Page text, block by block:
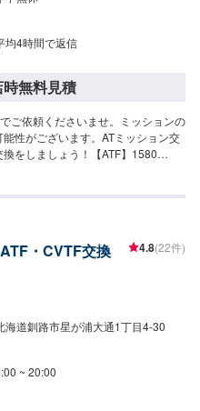
均4時間で返信
無料見積
ご依頼くださいませ。ミッションの
性がございます。ATミッション交
をしましょう！【ATF】1580
・CVTF交換 4.8(22件)
海道釧路市星が浦大通1丁目4-30
~ 20:00